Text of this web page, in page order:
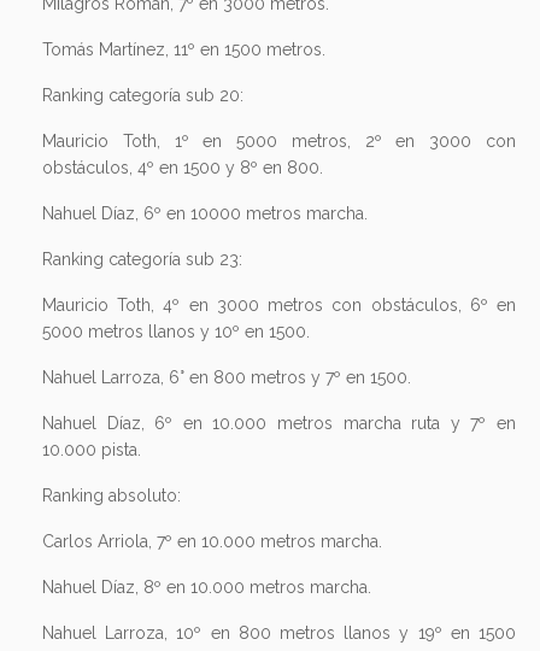
Tomás Martínez, 11º en 1500 metros.
Ranking categoría sub 20:
Mauricio Toth, 1º en 5000 metros, 2º en 3000 con
obstáculos, 4º en 1500 y 8º en 800.
Nahuel Díaz, 6º en 10000 metros marcha.
Ranking categoría sub 23:
Mauricio Toth, 4º en 3000 metros con obstáculos, 6º en
5000 metros llanos y 10º en 1500.
Nahuel Larroza, 6° en 800 metros y 7º en 1500.
Nahuel Díaz, 6º en 10.000 metros marcha ruta y 7º en
10.000 pista.
Ranking absoluto:
Carlos Arriola, 7º en 10.000 metros marcha.
Nahuel Díaz, 8º en 10.000 metros marcha.
Nahuel Larroza, 10º en 800 metros llanos y 19º en 1500